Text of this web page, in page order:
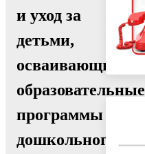
и уход за
детьми,
осваивающими
образовательные
программы
дошкольного